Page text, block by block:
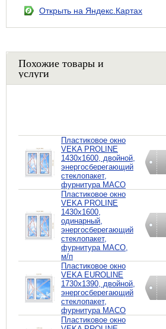
Открыть на Яндекс.Картах
Похожие товары и
услуги
Пластиковое окно
VEKA PROLINE
1430х1600, двойной,
энергосберегающий
стеклопакет,
фурнитура MACO
Пластиковое окно
VEKA PROLINE
1430х1600,
одинарный,
энергосберегающий
стеклопакет,
фурнитура MACO,
м/п
Пластиковое окно
VEKA EUROLINE
1730х1390, двойной,
энергосберегающий
стеклопакет,
фурнитура MACO
Пластиковое окно